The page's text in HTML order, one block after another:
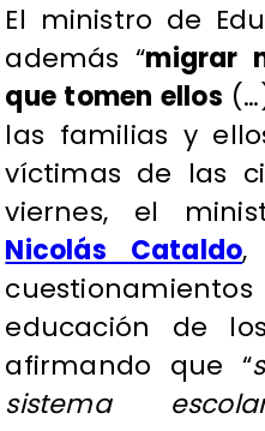
El ministro de
además “migrar
que tomen ellos
las familias y
víctimas de las
viernes, el
Nicolás Cataldo,
educación de
afirmando que “
sistema